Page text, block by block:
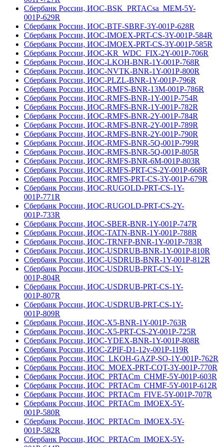
Сбербанк России, ИОС-BSK_PRTACsa_MEM-5Y-
001Р-629R
Сбербанк России, ИОС-BTF-SBRF-3Y-001Р-628R
Сбербанк России, ИОС-IMOEX-PRT-CS-3Y-001Р-584R
Сбербанк России, ИОС-IMOEX-PRT-CS-3Y-001Р-585R
Сбербанк России, ИОС-KR_WDC_FIX-2Y-001Р-706R
Сбербанк России, ИОС-LKOH-BNR-1Y-001Р-768R
Сбербанк России, ИОС-NVTK-BNR-1Y-001Р-800R
Сбербанк России, ИОС-PLZL-BNR-1Y-001Р-796R
Сбербанк России, ИОС-RMFS-BNR-13M-001Р-786R
Сбербанк России, ИОС-RMFS-BNR-1Y-001Р-754R
Сбербанк России, ИОС-RMFS-BNR-1Y-001Р-782R
Сбербанк России, ИОС-RMFS-BNR-2Y-001Р-784R
Сбербанк России, ИОС-RMFS-BNR-2Y-001Р-789R
Сбербанк России, ИОС-RMFS-BNR-2Y-001Р-790R
Сбербанк России, ИОС-RMFS-BNR-5Q-001Р-799R
Сбербанк России, ИОС-RMFS-BNR-5Q-001Р-805R
Сбербанк России, ИОС-RMFS-BNR-6M-001Р-803R
Сбербанк России, ИОС-RMFS-PRT-CS-2Y-001Р-668R
Сбербанк России, ИОС-RMFS-PRT-CS-3Y-001Р-679R
Сбербанк России, ИОС-RUGOLD-PRT-CS-1Y-
001Р-771R
Сбербанк России, ИОС-RUGOLD-PRT-CS-2Y-
001Р-733R
Сбербанк России, ИОС-SBER-BNR-1Y-001Р-747R
Сбербанк России, ИОС-TATN-BNR-1Y-001Р-788R
Сбербанк России, ИОС-TRNFP-BNR-1Y-001Р-783R
Сбербанк России, ИОС-USDRUB-BNR-1Y-001Р-810R
Сбербанк России, ИОС-USDRUB-BNR-1Y-001Р-812R
Сбербанк России, ИОС-USDRUB-PRT-CS-1Y-
001Р-804R
Сбербанк России, ИОС-USDRUB-PRT-CS-1Y-
001Р-807R
Сбербанк России, ИОС-USDRUB-PRT-CS-1Y-
001Р-809R
Сбербанк России, ИОС-X5-BNR-1Y-001Р-763R
Сбербанк России, ИОС-X5-PRT-CS-2Y-001Р-725R
Сбербанк России, ИОС-YDEX-BNR-1Y-001Р-808R
Сбербанк России, ИОС-ZPIF-D1-12y-001Р-119R
Сбербанк России, ИОС_LKOH-GAZP-SO-1Y-001Р-762R
Сбербанк России, ИОС_MOEX-PRT-CQT-3Y-001Р-770R
Сбербанк России, ИОС_PRTACm_CHMF-5Y-001Р-603R
Сбербанк России, ИОС_PRTACm_CHMF-5Y-001Р-612R
Сбербанк России, ИОС_PRTACm_FIVE-5Y-001Р-707R
Сбербанк России, ИОС_PRTACm_IMOEX-5Y-
001Р-580R
Сбербанк России, ИОС_PRTACm_IMOEX-5Y-
001Р-582R
Сбербанк России, ИОС_PRTACm_IMOEX-5Y-